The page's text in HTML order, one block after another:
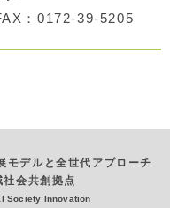
：0172-39-5205
モデルと全世代アプローチ
会共創拠点
Society Innovation